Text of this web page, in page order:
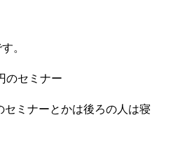
。
のセミナー
ミナーとかは後ろの人は寝